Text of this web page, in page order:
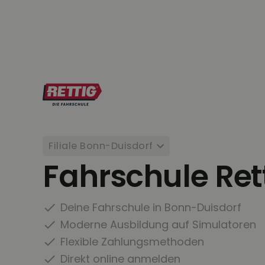
Filiale Bonn-Duisdorf
Fahrschule
Deine Fahrschule in Bonn-Duisdorf
Moderne Ausbildung auf Simulatoren
Flexible Zahlungsmethoden
Direkt online anmelden